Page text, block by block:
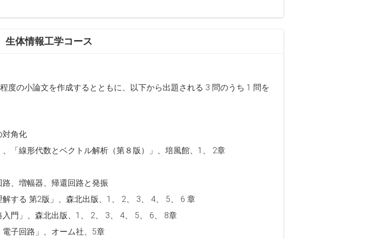
生体情報工学コース
度の小論文を作成するとともに、以下から出題される 3 問のうち 1 問を
対角化
「線形代数とベクトル解析（第８版）」、培風館、1、 2章
、増幅器、帰還回路と発振
する 第2版」、森北出版、1、 2、 3、 4、 5、 6 章
門」、森北出版、1、 2、 3、 4、 5、 6、 8章
子回路」、オーム社、5章